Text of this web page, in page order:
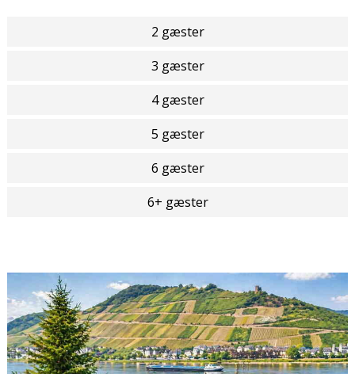
2 gæster
3 gæster
4 gæster
5 gæster
6 gæster
6+ gæster